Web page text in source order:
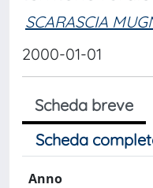
SCARASCIA
2000-01-01
Scheda breve
Scheda
Anno